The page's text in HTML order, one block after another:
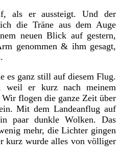
als er aussteigt. Und der
die Träne aus dem Auge
neuen Blick auf gestern,
genommen & ihm gesagt,
es ganz still auf diesem Flug.
er kurz nach meinem
flogen die ganze Zeit über
Mit dem Landeanflug auf
paar dunkle Wolken. Das
mehr, die Lichter gingen
kurz wurde alles von völliger